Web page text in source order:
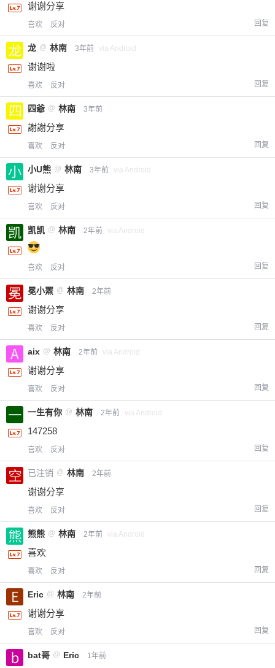
谢谢分享
喜欢 反对 回复
龙 @ 林南 3年前 via Android
谢谢啦
喜欢 反对 回复
四爺 @ 林南 3年前
謝謝分享
喜欢 反对 回复
小U熊 @ 林南 3年前 via Android
谢谢分享
喜欢 反对 回复
凯凯 @ 林南 2年前 via Android
喜欢 反对 回复
冕小罴 @ 林南 2年前
谢谢分享
喜欢 反对 回复
aix @ 林南 2年前 via Android
谢谢分享
喜欢 反对 回复
一生有你 @ 林南 2年前 via Android
147258
喜欢 反对 回复
已注销 @ 林南 2年前
谢谢分享
喜欢 反对 回复
熊熊 @ 林南 2年前 via Android
喜欢
喜欢 反对 回复
Eric @ 林南 2年前
谢谢分享
喜欢 反对 回复
bat哥 @ Eric 1年前